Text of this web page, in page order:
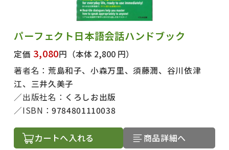
パーフェクト日本語会話ハンドブック
定価 3,080円 （本体 2,800 円）
著者名： 荒島和子、小森万里、須藤潤、谷川依津
江、三井久美子
出版社名： くろしお出版
ISBN：9784801110038
カートへ入れる 商品詳細へ